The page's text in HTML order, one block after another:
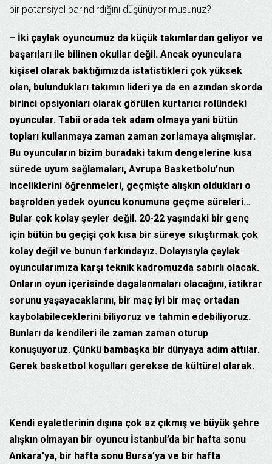
bir potansiyel barındırdığını düşünüyor musunuz?
– İki çaylak oyuncumuz da küçük takımlardan geliyor ve
başarıları ile bilinen okullar değil. Ancak oyunculara
kişisel olarak baktığımızda istatistikleri çok yüksek
olan, bulundukları takımın lideri ya da en azından skorda
birinci opsiyonları olarak görülen kurtarıcı rolündeki
oyuncular. Tabii orada tek adam olmaya yani bütün
topları kullanmaya zaman zaman zorlamaya alışmışlar.
Bu oyuncuların bizim buradaki takım dengelerine kısa
sürede uyum sağlamaları, Avrupa Basketbolu’nun
inceliklerini öğrenmeleri, geçmişte alışkın oldukları o
başrolden yedek oyuncu konumuna geçme süreleri…
Bular çok kolay şeyler değil. 20-22 yaşındaki bir genç
için bütün bu geçişi çok kısa bir süreye sıkıştırmak çok
kolay değil ve bunun farkındayız. Dolayısıyla çaylak
oyuncularımıza karşı teknik kadromuzda sabırlı olacak.
Onların oyun içerisinde dagalanmaları olacağını, istikrar
sorunu yaşayacaklarını, bir maç iyi bir maç ortadan
kaybolabileceklerini biliyoruz ve tahmin edebiliyoruz.
Bunları da kendileri ile zaman zaman oturup
konuşuyoruz. Çünkü bambaşka bir dünyaya adım attılar.
Gerek basketbol koşulları gerekse de kültürel olarak.
Kendi eyaletlerinin dışına çok az çıkmış ve büyük şehre
alışkın olmayan bir oyuncu İstanbul’da bir hafta sonu
Ankara’ya, bir hafta sonu Bursa’ya ve bir hafta